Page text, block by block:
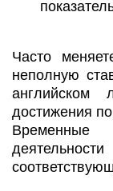
Часто
неполную
достижения
Временные